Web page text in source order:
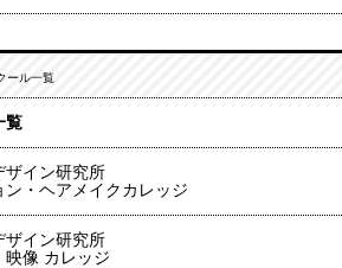
ール一覧
覧
ザイン研究所
ン・ヘアメイクカレッジ
ザイン研究所
映像 カレッジ